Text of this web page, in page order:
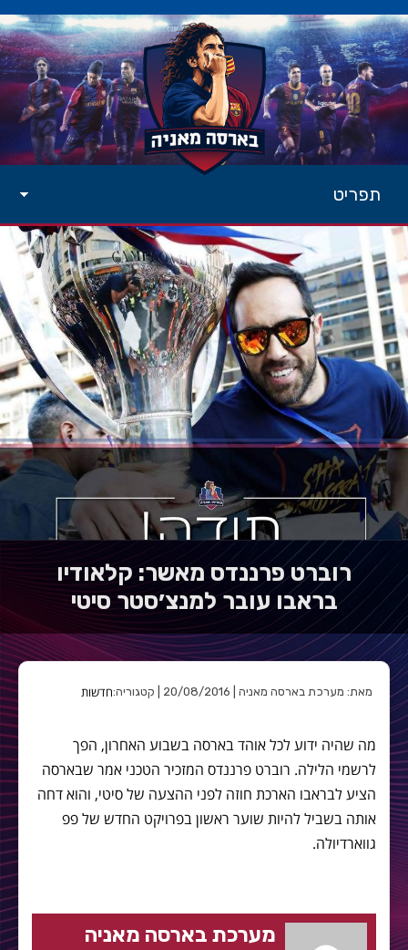
תפריט
רוברט פרננדס מאשר: קלאודיו
בראבו עובר למנצ׳סטר סיטי
מאת: מערכת בארסה מאניה | 20/08/2016 | קטגוריה: חדשות
מה שהיה ידוע לכל אוהד בארסה בשבוע האחרון, הפך
לרשמי הלילה. רוברט פרננדס המזכיר הטכני אמר שבארסה
הציע לבראבו הארכת חוזה לפני ההצעה של סיטי, והוא דחה
אותה בשביל להיות שוער ראשון בפרויקט החדש של פפ
גווארדיולה.
מערכת בארסה מאניה